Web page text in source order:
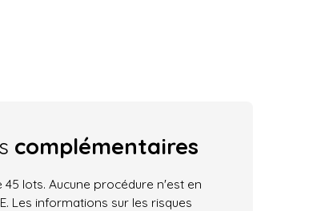
complémentaires
lots. Aucune procédure n'est en
Les informations sur les risques